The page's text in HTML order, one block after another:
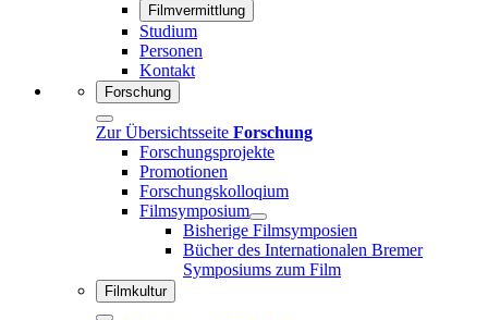
Filmvermittlung
Studium
Personen
Kontakt
Forschung
Zur Übersichtsseite Forschung
Forschungsprojekte
Promotionen
Forschungskolloqium
Filmsymposium
Bisherige Filmsymposien
Bücher des Internationalen Bremer
Symposiums zum Film
Filmkultur